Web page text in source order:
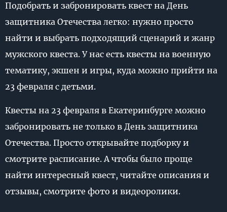
Подобрать и забронировать квест на День
защитника Отечества легко: нужно просто
найти и выбрать подходящий сценарий и жанр
мужского квеста. У нас есть квесты на военную
тематику, экшен и игры, куда можно прийти на
23 февраля с детьми.
Квесты на 23 февраля в Екатеринбурге можно
забронировать не только в День защитника
Отечества. Просто открывайте подборку и
смотрите расписание. А чтобы было проще
найти интересный квест, читайте описания и
отзывы, смотрите фото и видеоролики.